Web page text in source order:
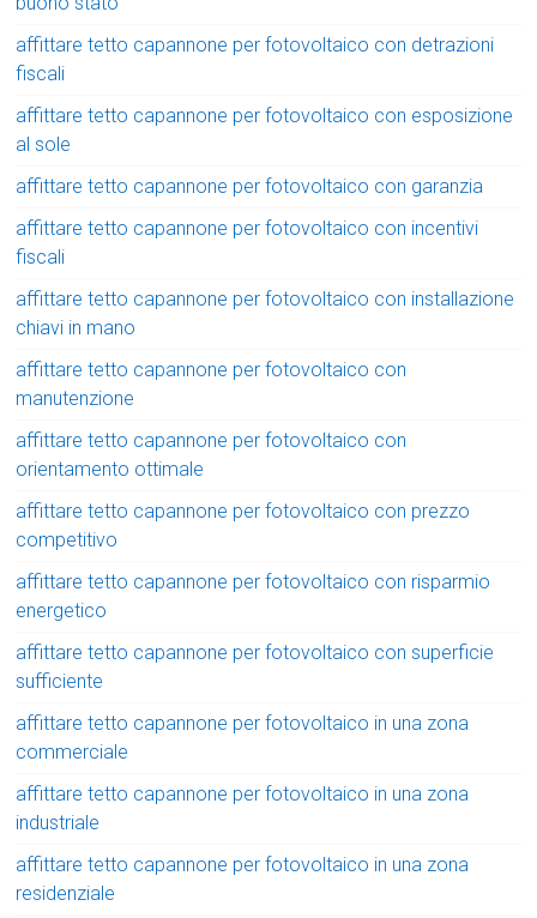
affittare tetto capannone per fotovoltaico con detrazioni
fiscali
affittare tetto capannone per fotovoltaico con esposizione
al sole
affittare tetto capannone per fotovoltaico con garanzia
affittare tetto capannone per fotovoltaico con incentivi
fiscali
affittare tetto capannone per fotovoltaico con installazione
chiavi in mano
affittare tetto capannone per fotovoltaico con
manutenzione
affittare tetto capannone per fotovoltaico con
orientamento ottimale
affittare tetto capannone per fotovoltaico con prezzo
competitivo
affittare tetto capannone per fotovoltaico con risparmio
energetico
affittare tetto capannone per fotovoltaico con superficie
sufficiente
affittare tetto capannone per fotovoltaico in una zona
commerciale
affittare tetto capannone per fotovoltaico in una zona
industriale
affittare tetto capannone per fotovoltaico in una zona
residenziale